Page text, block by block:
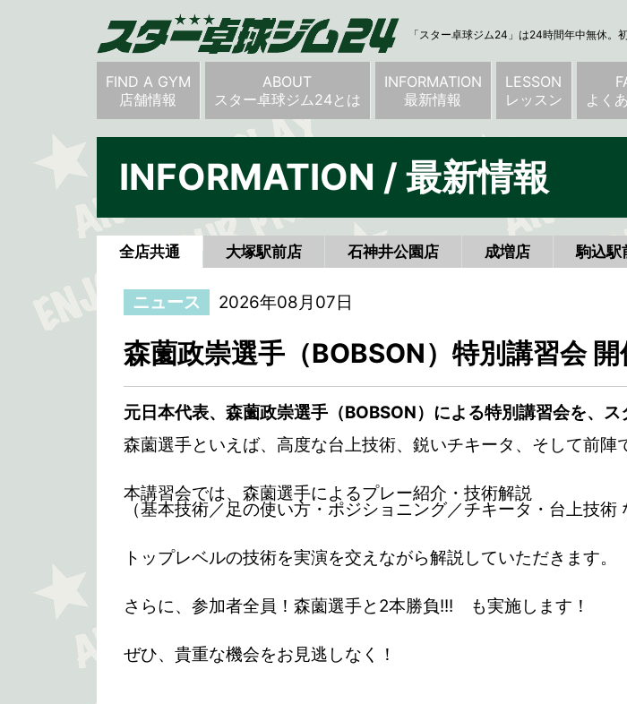
「スター卓球ジム24」は24時間年中無休。
FIND A GYM
店舗情報
ABOUT
スター卓球ジム24とは
INFORMATION
最新情報
LESSON
レッスン
よく
INFORMATION / 最新情報
全店共通 大塚駅前店 石神井公園店 成増店 駒込駅
ニュース 2026年08月07日
森薗政崇選手（BOBSON）特別講習会 開
元日本代表、森薗政崇選手（BOBSON）による特別講習会を、
森薗選手といえば、高度な台上技術、鋭いチキータ、そして前陣
本講習会では、森薗選手によるプレー紹介・技術解説
（基本技術／足の使い方・ポジショニング／チキータ・台上技術
トップレベルの技術を実演を交えながら解説していただきます。
さらに、参加者全員！森薗選手と2本勝負!!! も実施します！
ぜひ、貴重な機会をお見逃しなく！